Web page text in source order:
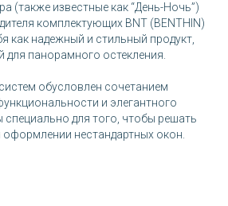
(также известные как “День-Ночь”)
комплектующих BNT (BENTHIN)
как надежный и стильный продукт,
для панорамного остекления.
обусловлен сочетанием
и элегантного
специально для того, чтобы решать
нестандартных окон.